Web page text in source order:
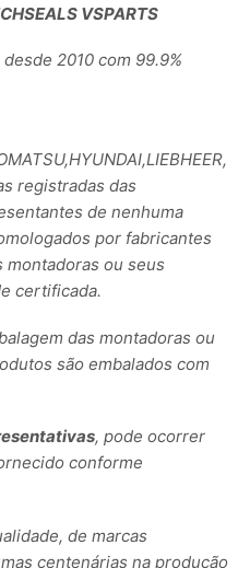
VSPARTS
2010 com 99.9%
registradas das
de nenhuma
por fabricantes
montadoras ou seus
certificada.
das montadoras ou
são embalados com
, pode ocorrer
conforme
de marcas
centenárias na produção